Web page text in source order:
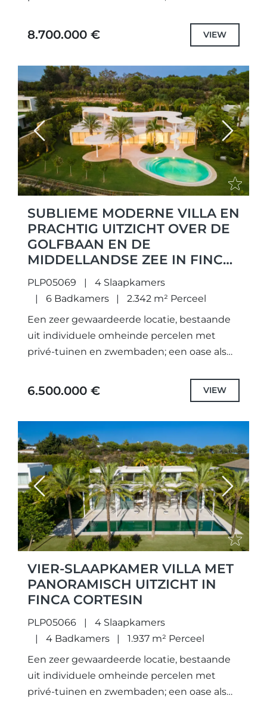
ontworpen unieke projecten met de
hoogste kwaliteit specificaties en...
8.700.000 € VIEW
Previous Next
SUBLIEME MODERNE VILLA EN
PRACHTIG UITZICHT OVER DE
GOLFBAAN EN DE
MIDDELLANDSE ZEE IN FINCA
CORTESIN, CASARES.
PLP05069
4 Slaapkamers
6 Badkamers
2.342 m² Perceel
Een zeer gewaardeerde locatie, bestaande
uit individuele omheinde percelen met
privé-tuinen en zwembaden; een oase als
ontworpen unieke projecten met de
hoogste kwaliteit specificaties en...
6.500.000 € VIEW
Previous Next
VIER-SLAAPKAMER VILLA MET
PANORAMISCH UITZICHT IN
FINCA CORTESIN
PLP05066
4 Slaapkamers
4 Badkamers
1.937 m² Perceel
Een zeer gewaardeerde locatie, bestaande
uit individuele omheinde percelen met
privé-tuinen en zwembaden; een oase als